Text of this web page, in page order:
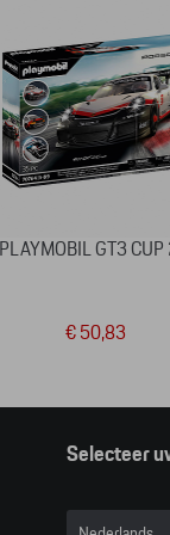
PLAYMOBIL GT3 CUP
€ 50,83
Selecteer